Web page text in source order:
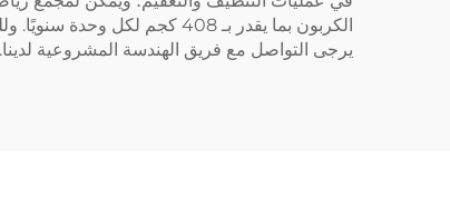
الكربون بما يقدر بـ 408
يرجى التواصل مع فريق الهندسة المشروعية لدينا.